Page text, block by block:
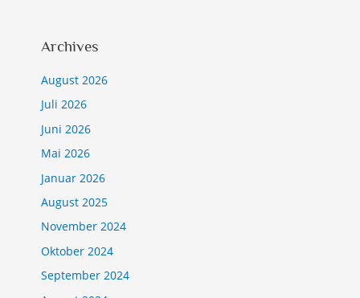
Archives
August 2026
Juli 2026
Juni 2026
Mai 2026
Januar 2026
August 2025
November 2024
Oktober 2024
September 2024